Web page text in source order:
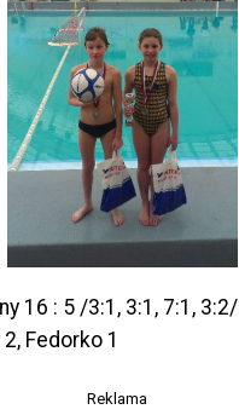
16 : 5 /3:1, 3:1, 7:1, 3:2/
Fedorko 1
Reklama